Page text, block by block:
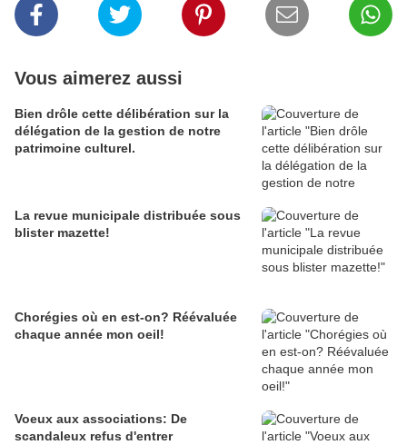
Vous aimerez aussi
Bien drôle cette délibération sur la
délégation de la gestion de notre
patrimoine culturel.
La revue municipale distribuée sous
blister mazette!
Chorégies où en est-on? Réévaluée
chaque année mon oeil!
Voeux aux associations: De
scandaleux refus d'entrer